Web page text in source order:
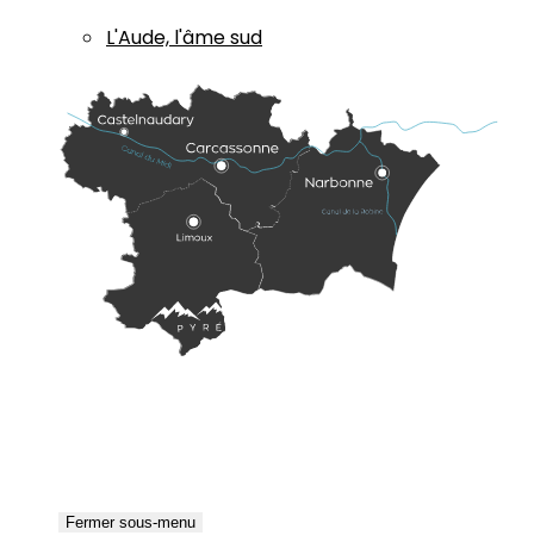
L'Aude, l'âme sud
Fermer sous-menu